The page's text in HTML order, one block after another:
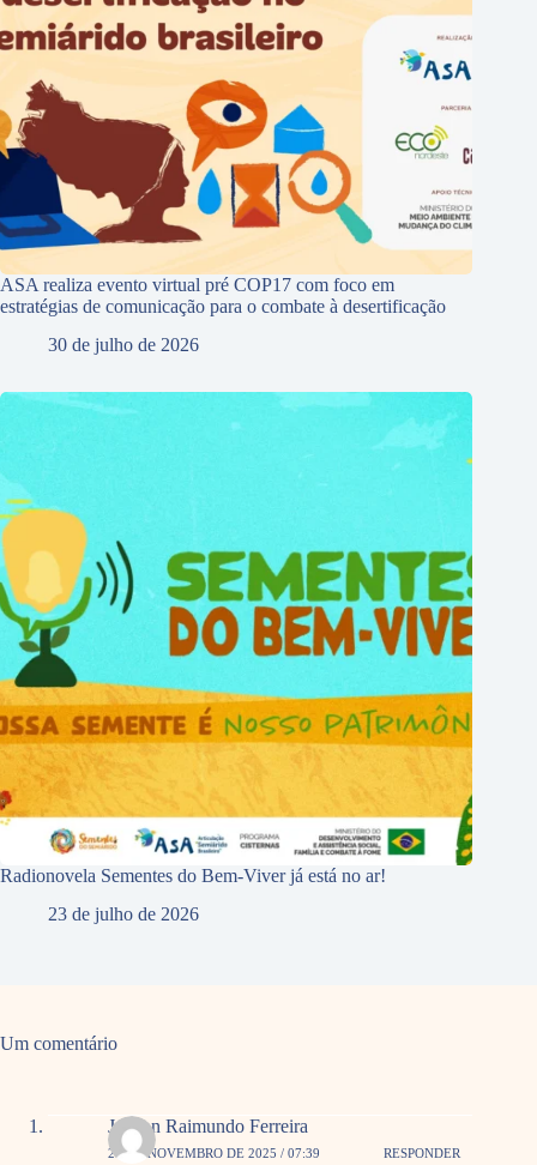
ASA realiza evento virtual pré COP17 com foco em
estratégias de comunicação para o combate à desertificação
30 de julho de 2026
Radionovela Sementes do Bem-Viver já está no ar!
23 de julho de 2026
Um comentário
Joilson Raimundo Ferreira
27 DE NOVEMBRO DE 2025 / 07:39 RESPONDER